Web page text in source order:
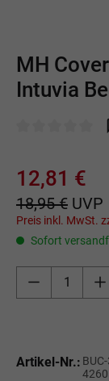
MH
Intuvia
12,81 €
18,95 € UVP
Sofort
Artikel-Nr.: